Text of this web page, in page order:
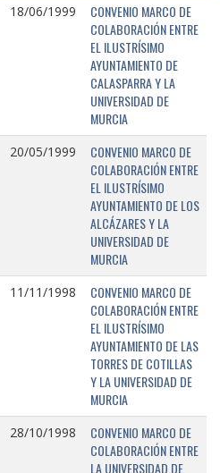
18/06/1999
CONVENIO MARCO DE
COLABORACIÓN ENTRE
EL ILUSTRÍSIMO
AYUNTAMIENTO DE
CALASPARRA Y LA
UNIVERSIDAD DE
MURCIA
20/05/1999
CONVENIO MARCO DE
COLABORACIÓN ENTRE
EL ILUSTRÍSIMO
AYUNTAMIENTO DE LOS
ALCÁZARES Y LA
UNIVERSIDAD DE
MURCIA
11/11/1998
CONVENIO MARCO DE
COLABORACIÓN ENTRE
EL ILUSTRÍSIMO
AYUNTAMIENTO DE LAS
TORRES DE COTILLAS
Y LA UNIVERSIDAD DE
MURCIA
28/10/1998
CONVENIO MARCO DE
COLABORACIÓN ENTRE
LA UNIVERSIDAD DE